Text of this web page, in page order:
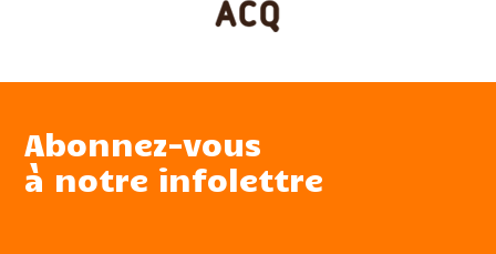
Abonnez-vous
à notre infolettre